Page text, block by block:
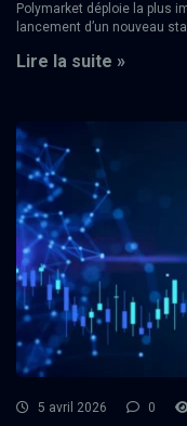
Polymarket déploie la plus
lancement d’un nouveau
Lire la suite »
5 avril 2026 0